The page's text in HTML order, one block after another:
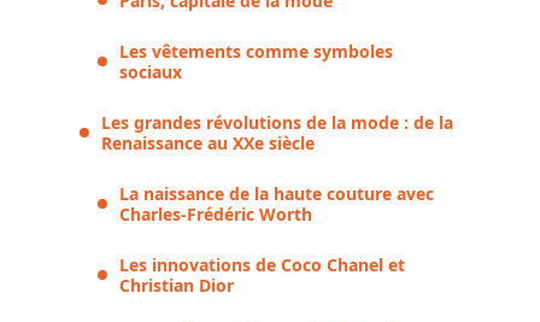
Les vêtements comme symboles
sociaux
Les grandes révolutions de la mode : de la
Renaissance au XXe siècle
La naissance de la haute couture avec
Charles-Frédéric Worth
Les innovations de Coco Chanel et
Christian Dior